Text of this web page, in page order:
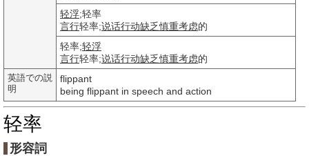
轻浮;轻率
言行轻率;说话行动缺乏慎重考虑的
轻率;轻浮
言行轻率;说话行动缺乏慎重考虑的
英語での説
明
flippant
being flippant in speech and action
轻率
形容詞